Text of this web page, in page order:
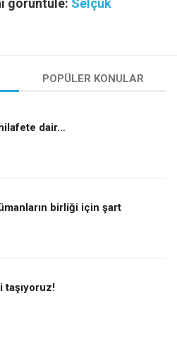
görüntüle: Selçuk
POPÜLER KONULAR
dair…
birliği için şart
taşıyoruz!